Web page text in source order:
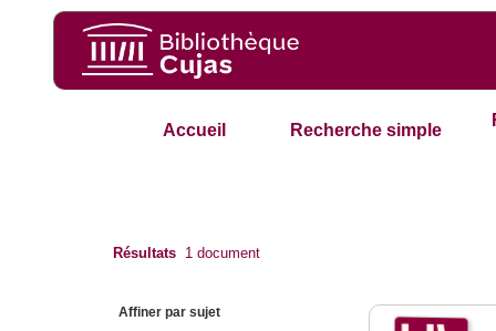
Accueil Recherche simple
Résultats 1 document
Affiner par sujet